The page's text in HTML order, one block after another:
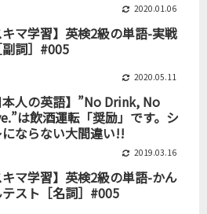
2020.01.06
キマ学習】英検2級の単語-実戦
詞］#005
2020.05.11
本人の英語】”No Drink, No
は飲酒運転「奨励」です。シ
にならない大間違い!!
2019.03.16
キマ学習】英検2級の単語-かん
テスト［名詞］#005